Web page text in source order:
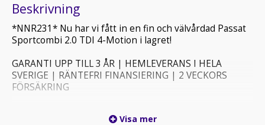
Beskrivning
*NNR231* Nu har vi fått in en fin och välvårdad Passat
Sportcombi 2.0 TDI 4-Motion i lagret!
GARANTI UPP TILL 3 ÅR | HEMLEVERANS I HELA
SVERIGE | RÄNTEFRI FINANSIERING | 2 VECKORS
FÖRSÄKRING
Visa mer